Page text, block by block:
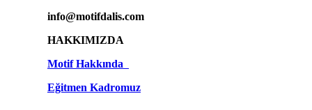
info@motifdalis.com
HAKKIMIZDA
Motif Hakkında
Eğitmen Kadromuz